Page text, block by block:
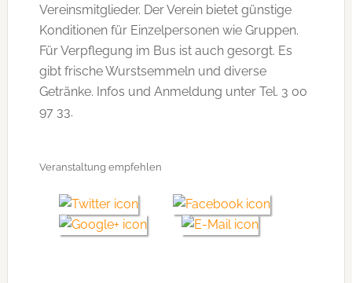
Vereinsmitglieder. Der Verein bietet günstige
Konditionen für Einzelpersonen wie Gruppen.
Für Verpflegung im Bus ist auch gesorgt. Es
gibt frische Wurstsemmeln und diverse
Getränke. Infos und Anmeldung unter Tel. 3 00
97 33.
Veranstaltung empfehlen